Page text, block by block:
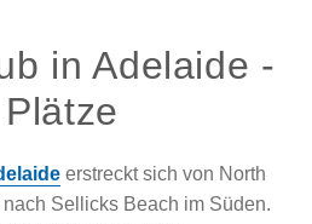
in Adelaide -
erstreckt sich von North
Sellicks Beach im Süden.